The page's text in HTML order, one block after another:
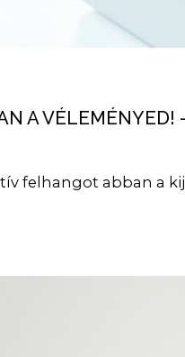
A VÉLEMÉNYED!
felhangot abban a